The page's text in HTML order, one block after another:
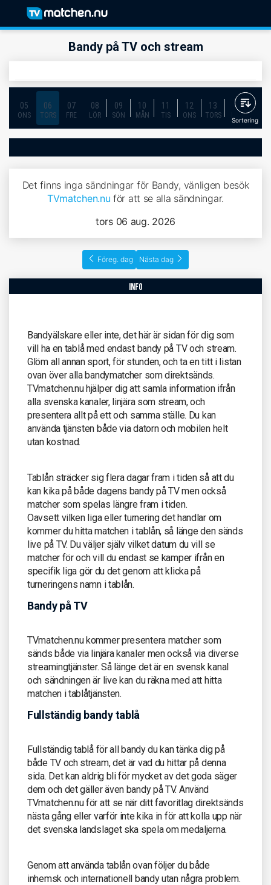
Bandy på TV och stream
05
ONS
06
TORS
07
FRE
08
LÖR
09
SÖN
10
MÅN
11
TIS
12
ONS
13
TORS
14
FRE
Sortering
Det finns inga sändningar för Bandy, vänligen besök
TVmatchen.nu för att se alla sändningar.
tors 06 aug. 2026
Föreg. dag Nästa dag
info
Bandyälskare eller inte, det här är sidan för dig som
vill ha en tablå med endast bandy på TV och stream.
Glöm all annan sport, för stunden, och ta en titt i listan
ovan över alla bandymatcher som direktsänds.
TVmatchen.nu hjälper dig att samla information ifrån
alla svenska kanaler, linjära som stream, och
presentera allt på ett och samma ställe. Du kan
använda tjänsten både via datorn och mobilen helt
utan kostnad.
Tablån sträcker sig flera dagar fram i tiden så att du
kan kika på både dagens bandy på TV men också
matcher som spelas längre fram i tiden.
Oavsett vilken liga eller turnering det handlar om
kommer du hitta matchen i tablån, så länge den sänds
live på TV. Du väljer själv vilket datum du vill se
matcher för och vill du endast se kamper ifrån en
specifik liga gör du det genom att klicka på
turneringens namn i tablån.
Bandy på TV
TVmatchen.nu kommer presentera matcher som
sänds både via linjära kanaler men också via diverse
streamingtjänster. Så länge det är en svensk kanal
och sändningen är live kan du räkna med att hitta
matchen i tablåtjänsten.
Fullständig bandy tablå
Fullständig tablå för all bandy du kan tänka dig på
både TV och stream, det är vad du hittar på denna
sida. Det kan aldrig bli för mycket av det goda säger
dem och det gäller även bandy på TV. Använd
TVmatchen.nu för att se när ditt favoritlag direktsänds
nästa gång eller varför inte kika in för att kolla upp när
det svenska landslaget ska spela om medaljerna.
Genom att använda tablån ovan följer du både
inhemsk och internationell bandy utan några problem.